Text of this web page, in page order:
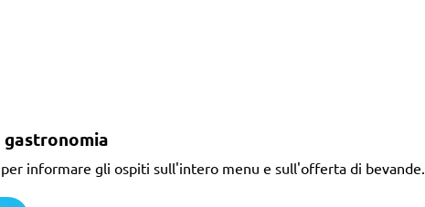
informare gli ospiti sull'intero menu e sull'offerta di bevande.